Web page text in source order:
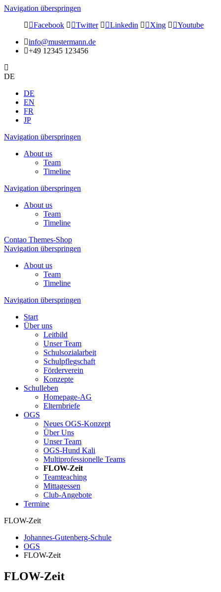
Navigation überspringen
Facebook
Twitter Linkedin Xing
Youtube
info@mustermann.de
+49 12345 123456
DE
DE
EN
FR
JP
Navigation überspringen
About us
Team
Timeline
Navigation überspringen
About us
Team
Timeline
Contao Themes-Shop
Navigation überspringen
About us
Team
Timeline
Navigation überspringen
Start
Über uns
Leitbild
Unser Team
Schulsozialarbeit
Schulpflegschaft
Förderverein
Konzepte
Schulleben
Homepage-AG
Elternbriefe
OGS
Neues OGS-Konzept
Über Uns
Unser Team
OGS-Hund Kali
Multiprofessionelle Teams
FLOW-Zeit
Teamteaching
Mittagessen
Club-Angebote
Termine
FLOW-Zeit
Johannes-Gutenberg-Schule
OGS
FLOW-Zeit
FLOW-Zeit